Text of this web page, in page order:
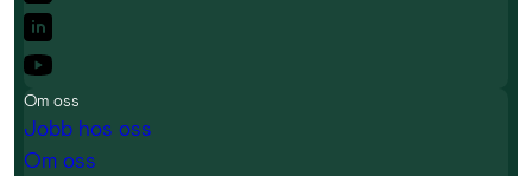
Om oss
Jobb hos oss
Om oss